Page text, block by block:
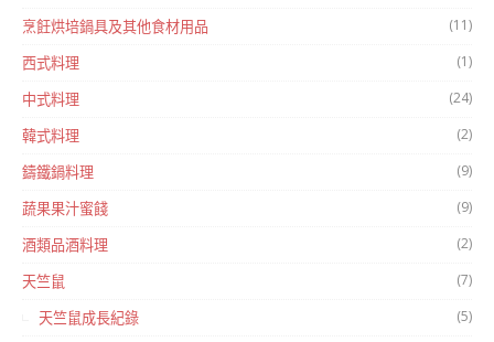
烹飪烘培鍋具及其他食材用品 (11)
西式料理 (1)
中式料理 (24)
韓式料理 (2)
鑄鐵鍋料理 (9)
蔬果果汁蜜餞 (9)
酒類品酒料理 (2)
天竺鼠 (7)
天竺鼠成長紀錄 (5)